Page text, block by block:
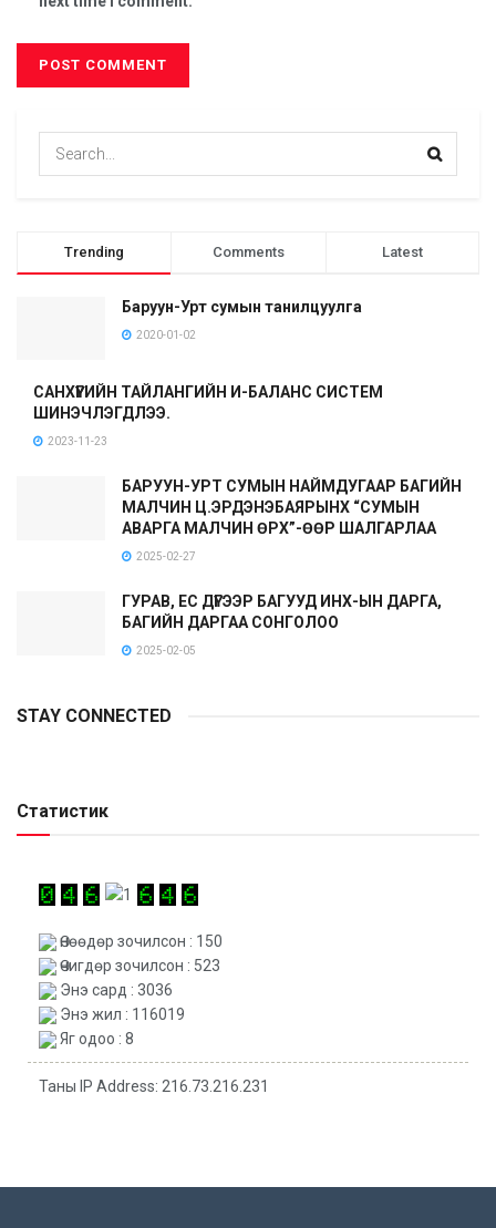
Trending Comments Latest
Баруун-Урт сумын танилцуулга
2020-01-02
САНХҮҮГИЙН ТАЙЛАНГИЙН И-БАЛАНС СИСТЕМ
ШИНЭЧЛЭГДЛЭЭ.
2023-11-23
БАРУУН-УРТ СУМЫН НАЙМДУГААР БАГИЙН
МАЛЧИН Ц.ЭРДЭНЭБАЯРЫНХ “СУМЫН
АВАРГА МАЛЧИН ӨРХ”-ӨӨР ШАЛГАРЛАА
2025-02-27
ГУРАВ, ЕС ДҮГЭЭР БАГУУД ИНХ-ЫН ДАРГА,
БАГИЙН ДАРГАА СОНГОЛОО
2025-02-05
STAY CONNECTED
Статистик
Өнөөдөр зочилсон : 150
Өчигдөр зочилсон : 523
Энэ сард : 3036
Энэ жил : 116019
Яг одоо : 8
Таны IP Address: 216.73.216.231